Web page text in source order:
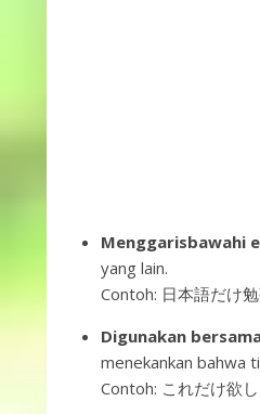
Menggarisbawahi
yang lain.
Contoh: 日本語だけ
Digunakan
menekankan bahwa
Contoh: これだけ欲